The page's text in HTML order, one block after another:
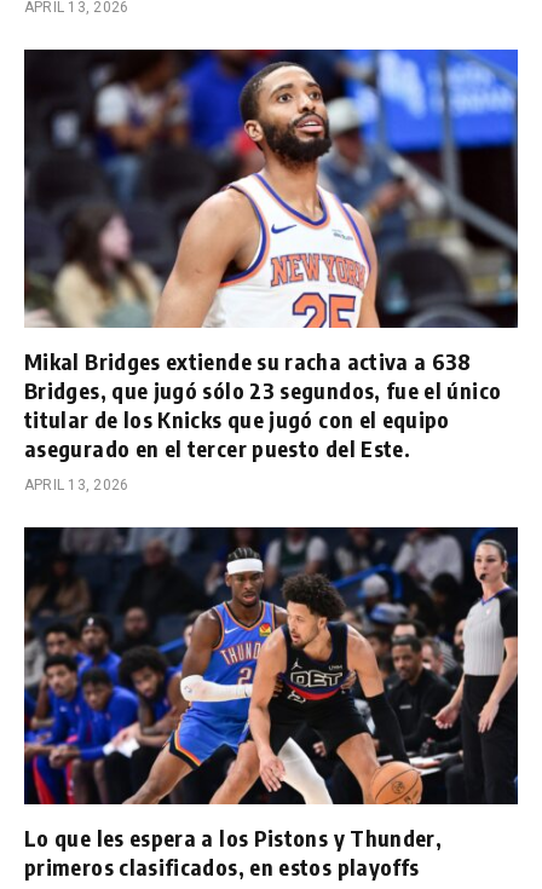
APRIL 13, 2026
Mikal Bridges extiende su racha activa a 638
Bridges, que jugó sólo 23 segundos, fue el único
titular de los Knicks que jugó con el equipo
asegurado en el tercer puesto del Este.
APRIL 13, 2026
Lo que les espera a los Pistons y Thunder,
primeros clasificados, en estos playoffs